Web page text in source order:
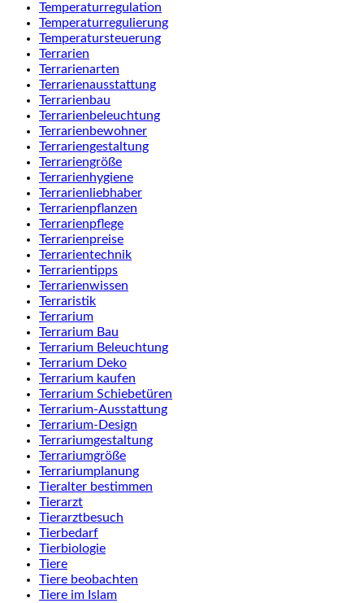
Temperaturregulation
Temperaturregulierung
Temperatursteuerung
Terrarien
Terrarienarten
Terrarienausstattung
Terrarienbau
Terrarienbeleuchtung
Terrarienbewohner
Terrariengestaltung
Terrariengröße
Terrarienhygiene
Terrarienliebhaber
Terrarienpflanzen
Terrarienpflege
Terrarienpreise
Terrarientechnik
Terrarientipps
Terrarienwissen
Terraristik
Terrarium
Terrarium Bau
Terrarium Beleuchtung
Terrarium Deko
Terrarium kaufen
Terrarium Schiebetüren
Terrarium-Ausstattung
Terrarium-Design
Terrariumgestaltung
Terrariumgröße
Terrariumplanung
Tieralter bestimmen
Tierarzt
Tierarztbesuch
Tierbedarf
Tierbiologie
Tiere
Tiere beobachten
Tiere im Islam